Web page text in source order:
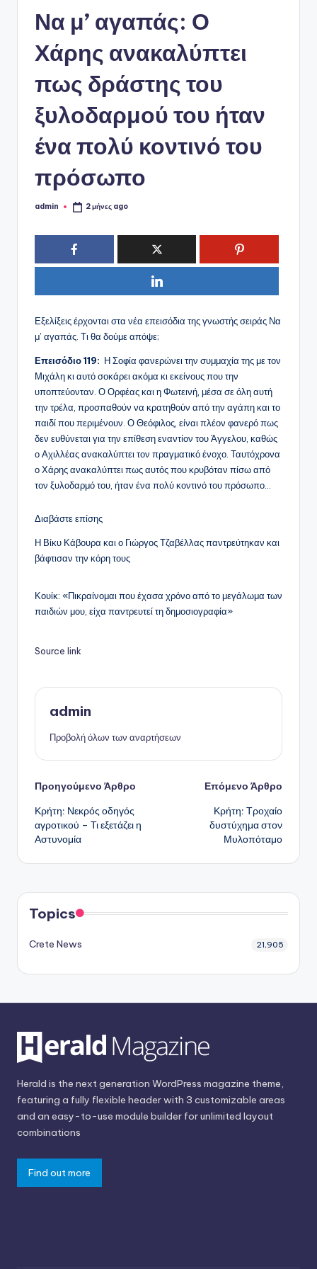
Να μ’ αγαπάς: Ο
Χάρης ανακαλύπτει
πως δράστης του
ξυλοδαρμού του ήταν
ένα πολύ κοντινό του
πρόσωπο
Συγγραφέας:
admin 2 μήνες ago
Εξελίξεις έρχονται στα νέα επεισόδια της γνωστής σειράς Να
μ’ αγαπάς. Τι θα δούμε απόψε;
Επεισόδιο 119: Η Σοφία φανερώνει την συμμαχία της με τον
Μιχάλη κι αυτό σοκάρει ακόμα κι εκείνους που την
υποπτεύονταν. Ο Ορφέας και η Φωτεινή, μέσα σε όλη αυτή
την τρέλα, προσπαθούν να κρατηθούν από την αγάπη και το
παιδί που περιμένουν. Ο Θεόφιλος, είναι πλέον φανερό πως
δεν ευθύνεται για την επίθεση εναντίον του Άγγελου, καθώς
ο Αχιλλέας ανακαλύπτει τον πραγματικό ένοχο. Ταυτόχρονα
ο Χάρης ανακαλύπτει πως αυτός που κρυβόταν πίσω από
τον ξυλοδαρμό του, ήταν ένα πολύ κοντινό του πρόσωπο…
Διαβάστε επίσης
Η Βίκυ Κάβουρα και ο Γιώργος Τζαβέλλας παντρεύτηκαν και
βάφτισαν την κόρη τους
Κουίκ: «Πικραίνομαι που έχασα χρόνο από το μεγάλωμα των
παιδιών μου, είχα παντρευτεί τη δημοσιογραφία»
Source link
admin
Προβολή όλων των αναρτήσεων
Πλοήγηση
δημοσιεύσεων
Προηγούμενο Άρθρο
Κρήτη: Νεκρός οδηγός
αγροτικού – Τι εξετάζει η
Αστυνομία
Επόμενο Άρθρο
Κρήτη: Τροχαίο
δυστύχημα στον
Μυλοπόταμο
Topics
Crete News 21,905
Herald is the next generation WordPress magazine theme,
featuring a fully flexible header with 3 customizable areas
and an easy-to-use module builder for unlimited layout
combinations
Find out more